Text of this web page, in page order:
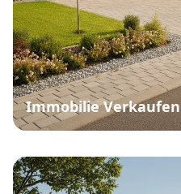
Immobilie Verkaufen